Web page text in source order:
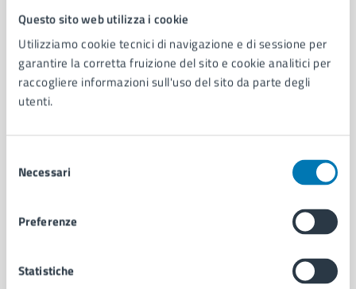
Questo sito web utilizza i cookie
Utilizziamo cookie tecnici di navigazione e di sessione per
garantire la corretta fruizione del sito e cookie analitici per
raccogliere informazioni sull'uso del sito da parte degli
utenti.
delNecessari
Preferenze
Statistiche
Comune di Napoli
AMMINISTRAZIONE
Aree amministrative
Uffici
Personale amministrativo
Intranet, posta aziendale e protocollo